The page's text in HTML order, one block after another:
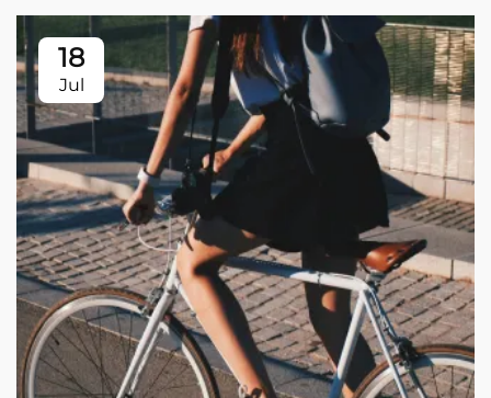
18
Jul